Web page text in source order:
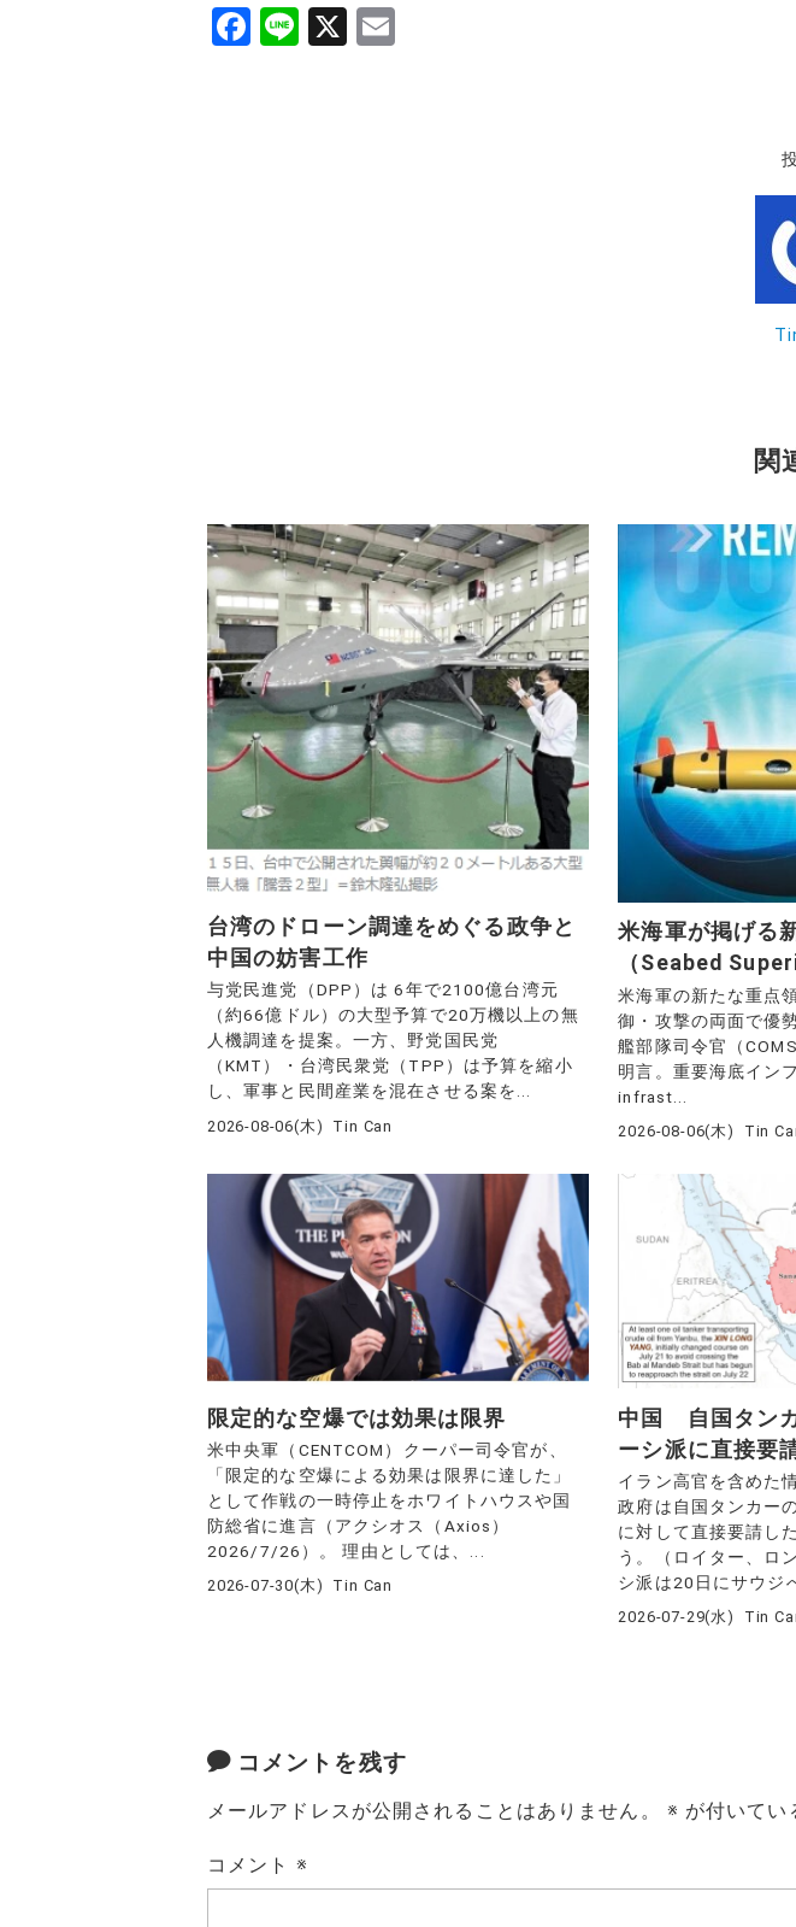
F
Li X
関
台湾のドローン調達をめぐる政争と
中国の妨害工作
与党民進党（DPP）は 6年で2100億台湾元
（約66億ドル）の大型予算で20万機以上の無
人機調達を提案。一方、野党国民党
（KMT）・台湾民衆党（TPP）は予算を縮小
し、軍事と民間産業を混在させる案を...
2026-08-06(木) Tin Can
米海軍が掲げる
（Seabed
米海軍の新たな重点
御・攻撃の両面で優
艦部隊司令官（
明言。重要海底イン
infrast...
2026-08-06(木) Tin
限定的な空爆では効果は限界
米中央軍（CENTCOM）クーパー司令官が、
「限定的な空爆による効果は限界に達した」
として作戦の一時停止をホワイトハウスや国
防総省に進言（アクシオス（Axios）
2026/7/26）。 理由としては、...
2026-07-30(木) Tin Can
中国 自国タン
ーシ派に直接要
イラン高官を含めた
政府は自国タンカー
に対して直接要請し
う。（ロイター、ロ
シ派は20日にサウジ
2026-07-29(水) Tin
コメントを残す
メールアドレスが公開されることはありません。 ※ が付いてい
コメント ※